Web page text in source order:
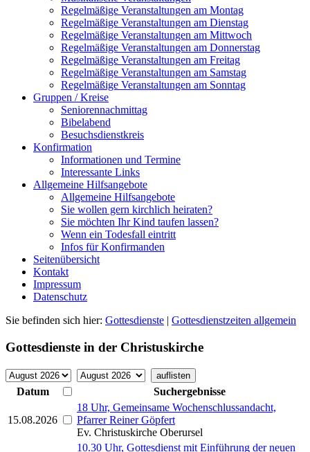
Regelmäßige Veranstaltungen am Montag
Regelmäßige Veranstaltungen am Dienstag
Regelmäßige Veranstaltungen am Mittwoch
Regelmäßige Veranstaltungen am Donnerstag
Regelmäßige Veranstaltungen am Freitag
Regelmäßige Veranstaltungen am Samstag
Regelmäßige Veranstaltungen am Sonntag
Gruppen / Kreise
Seniorennachmittag
Bibelabend
Besuchsdienstkreis
Konfirmation
Informationen und Termine
Interessante Links
Allgemeine Hilfsangebote
Allgemeine Hilfsangebote
Sie wollen gern kirchlich heiraten?
Sie möchten Ihr Kind taufen lassen?
Wenn ein Todesfall eintritt
Infos für Konfirmanden
Seitenübersicht
Kontakt
Impressum
Datenschutz
Sie befinden sich hier: Gottesdienste | Gottesdienstzeiten allgemein
Gottesdienste in der Christuskirche
Datum Suchergebnisse
15.08.2026
18 Uhr, Gemeinsame Wochenschlussandacht,
Pfarrer Reiner Göpfert
Ev. Christuskirche Oberursel
10.30 Uhr, Gottesdienst mit Einführung der neuen